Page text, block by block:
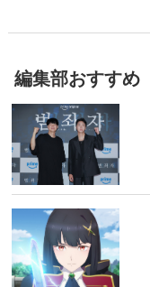
編集部おすすめ